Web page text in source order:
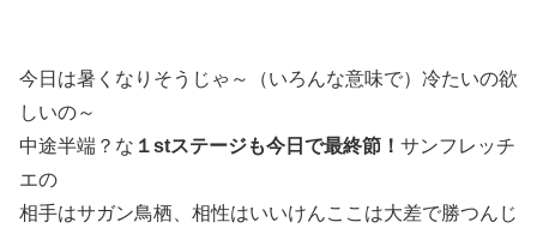
今日は暑くなりそうじゃ～（いろんな意味で）冷たいの欲
しいの～
中途半端？な １stステージも今日で最終節！ サンフレッチ
エの
相手はサガン鳥栖、相性はいいけんここは大差で勝つんじ